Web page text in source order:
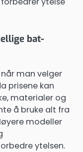
bat-
man velger
prisene kan
materialer og
å bruke alt fra
modeller
ytelsen.